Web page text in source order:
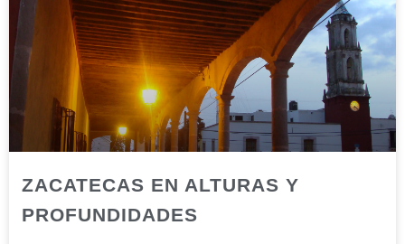
ZACATECAS EN ALTURAS Y
PROFUNDIDADES